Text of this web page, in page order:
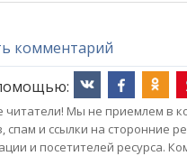
комментарий
Мы не приемлем в
спам и ссылки на сторонние
и посетителей ресурса.